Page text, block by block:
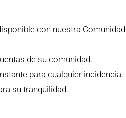
con nuestra Comunidad
de su comunidad.
para cualquier incidencia.
su tranquilidad.